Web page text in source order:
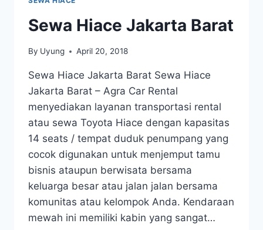
Sewa Hiace Jakarta Barat
By Uyung April 20, 2018
Sewa Hiace Jakarta Barat Sewa Hiace
Jakarta Barat – Agra Car Rental
menyediakan layanan transportasi rental
atau sewa Toyota Hiace dengan kapasitas
14 seats / tempat duduk penumpang yang
cocok digunakan untuk menjemput tamu
bisnis ataupun berwisata bersama
keluarga besar atau jalan jalan bersama
komunitas atau kelompok Anda. Kendaraan
mewah ini memiliki kabin yang sangat…